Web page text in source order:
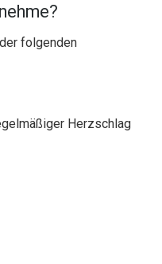
folgenden
Herzschlag